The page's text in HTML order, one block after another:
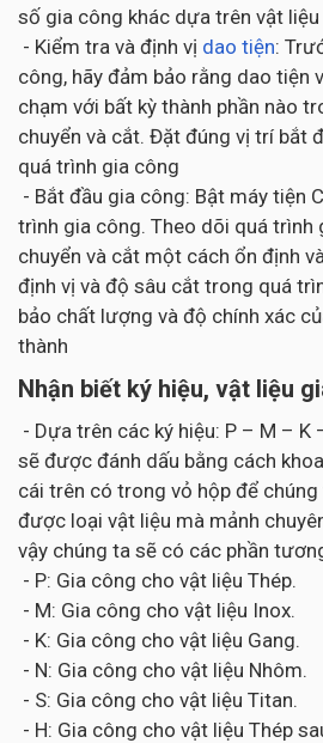
số gia công khác dựa trên vật liệu
- Kiểm tra và định vị dao tiện:
công, hãy đảm bảo rằng dao tiện
chạm với bất kỳ thành phần nào
chuyển và cắt. Đặt đúng vị trí bắt
quá trình gia công
- Bắt đầu gia công: Bật máy tiện
trình gia công. Theo dõi quá trình
chuyển và cắt một cách ổn định
định vị và độ sâu cắt trong quá
bảo chất lượng và độ chính xác
thành
Nhận biết ký hiệu, vật liệu
- Dựa trên các ký hiệu: P – M – K
sẽ được đánh dấu bằng cách
cái trên có trong vỏ hộp để
được loại vật liệu mà mảnh
vậy chúng ta sẽ có các phần
- P: Gia công cho vật liệu Thép.
- M: Gia công cho vật liệu Inox.
- K: Gia công cho vật liệu Gang.
- N: Gia công cho vật liệu Nhôm.
- S: Gia công cho vật liệu Titan.
- H: Gia công cho vật liệu Thép